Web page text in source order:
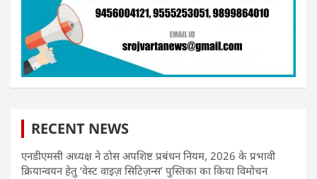
RECENT NEWS
एनडीएमसी अध्यक्ष ने ठोस अपशिष्ट प्रबंधन नियम, 2026 के प्रभावी
क्रियान्वयन हेतु ‘वेस्ट वाइज़ सिटिज़न्स’ पुस्तिका का किया विमोचन